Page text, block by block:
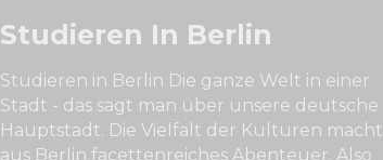
Studieren In Berlin
Studieren in Berlin Die ganze Welt in einer
Stadt - das sagt man über unsere deutsche
Hauptstadt. Die Vielfalt der Kulturen macht
aus Berlin facettenreiches Abenteuer. Also